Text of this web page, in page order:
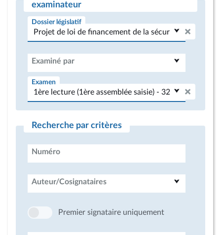
examinateur
Dossier législatif
Examiné par
Examen
Recherche par critères
Numéro
Auteur/Cosignataires
Premier signataire uniquement